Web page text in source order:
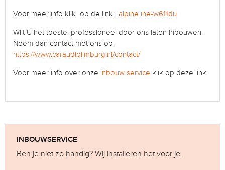
Voor meer info klik op de link: alpine ine-w611du
Wilt U het toestel professioneel door ons laten inbouwen.
Neem dan contact met ons op.
https://www.caraudiolimburg.nl/contact/
Voor meer info over onze inbouw service klik op deze link.
INBOUWSERVICE
Ben je niet zo handig? Wij installeren het voor je.